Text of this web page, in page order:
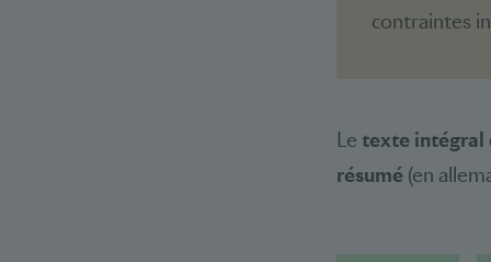
contraintes
Le texte intégral
résumé (en